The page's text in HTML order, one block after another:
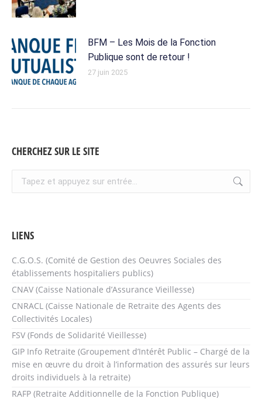
BFM – Les Mois de la Fonction
Publique sont de retour !
27 juin 2025
CHERCHEZ SUR LE SITE
Recherche
LIENS
C.G.O.S. (Comité de Gestion des Oeuvres Sociales des
établissements hospitaliers publics)
CNAV (Caisse Nationale d’Assurance Vieillesse)
CNRACL (Caisse Nationale de Retraite des Agents des
Collectivités Locales)
FSV (Fonds de Solidarité Vieillesse)
GIP Info Retraite (Groupement d’Intérêt Public – Chargé de la
mise en œuvre du droit à l’information des assurés sur leurs
droits individuels à la retraite)
RAFP (Retraite Additionnelle de la Fonction Publique)